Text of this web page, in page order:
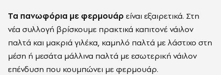
Τα πανωφόρια με φερμουάρ είναι εξαιρετικά. Στη
νέα συλλογή βρίσκουμε πρακτικά καπιτονέ νάιλον
παλτά και μακριά γιλέκα, καμηλό παλτά με λάστιχο στη
μέση ή μεσάτα μάλλινα παλτά με εσωτερική νάιλον
επένδυση που κουμπώνει με φερμουάρ.